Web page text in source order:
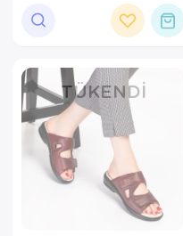
TÜKENDI